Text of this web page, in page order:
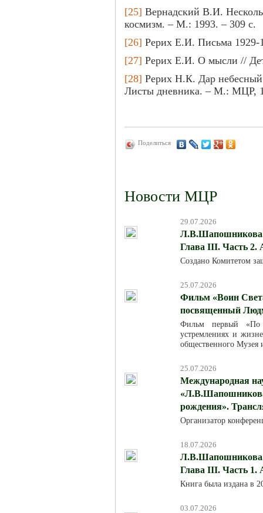
[25] Вернадский В.И.
космизм. – М.: 1993. – 309 с.
[26] Рерих Е.И. Письма 1929-
[27] Рерих Е.И. О мысли //
[28] Рерих Н.К. Дар
Листы дневника. – М.: МЦР,
Поделиться
Новости МЦР
29.07.2026
Л.В.Шапошникова.
Глава III. Часть 2.
Создано Комитетом
25.07.2026
Фильм «Воин
посвященный
Фильм первый «По
устремлениях и
общественного
25.07.2026
Международная
рождения».
Организатор
18.07.2026
Л.В.Шапошникова.
Глава III. Часть 1.
Книга была издана в
03.07.2026